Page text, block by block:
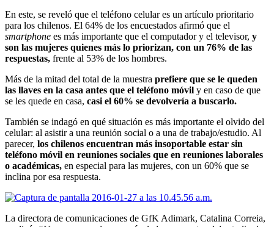
En este, se reveló que el teléfono celular es un artículo prioritario
para los chilenos. El 64% de los encuestados afirmó que el
smartphone es más importante que el computador y el televisor, y
son las mujeres quienes más lo priorizan, con un 76% de las
respuestas, frente al 53% de los hombres.
Más de la mitad del total de la muestra prefiere que se le queden
las llaves en la casa antes que el teléfono móvil y en caso de que
se les quede en casa, casi el 60% se devolvería a buscarlo.
También se indagó en qué situación es más importante el olvido del
celular: al asistir a una reunión social o a una de trabajo/estudio. Al
parecer, los chilenos encuentran más insoportable estar sin
teléfono móvil en reuniones sociales que en reuniones laborales
o académicas, en especial para las mujeres, con un 60% que se
inclina por esa respuesta.
La directora de comunicaciones de GfK Adimark, Catalina Correia,